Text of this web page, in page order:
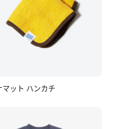
マット ハンカチ